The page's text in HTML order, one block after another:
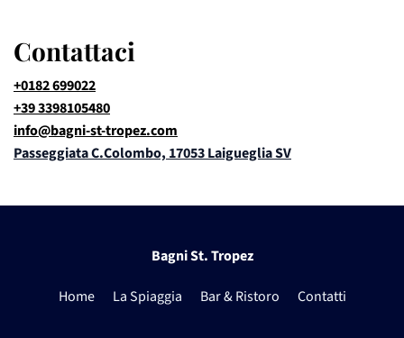
Contattaci
+0182 699022
+39 3398105480
info@bagni-st-tropez.com
Passeggiata C.Colombo, 17053 Laigueglia SV
Bagni St. Tropez
Home La Spiaggia Bar & Ristoro Contatti